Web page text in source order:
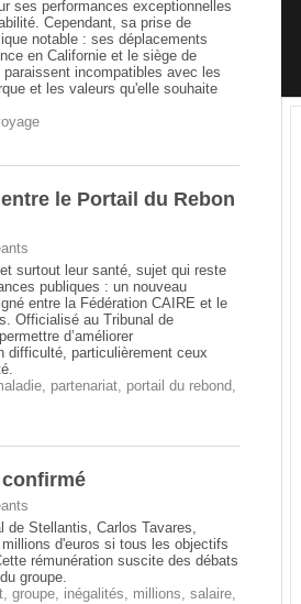
ses performances exceptionnelles
Cependant, sa prise de
notable : ses déplacements
en Californie et le siège de
incompatibles avec les
et les valeurs qu'elle souhaite
le Portail du Rebon
surtout leur santé, sujet qui reste
publiques : un nouveau
entre la Fédération CAIRE et le
Officialisé au Tribunal de
d’améliorer
difficulté, particulièrement ceux
, partenariat, portail du rebond,
de Stellantis, Carlos Tavares,
d'euros si tous les objectifs
rémunération suscite des débats
groupe.
, groupe, inégalités, millions, salaire,